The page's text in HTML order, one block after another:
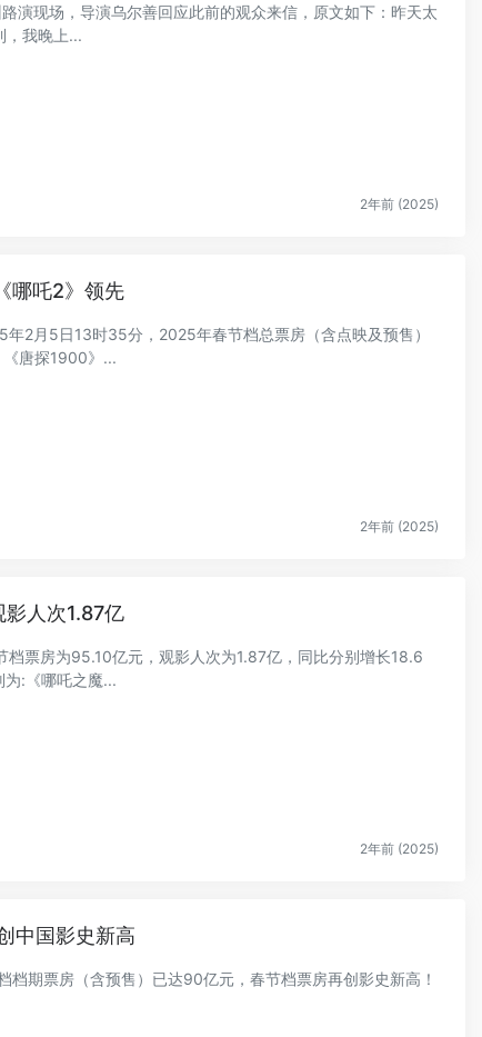
演现场，导演乌尔善回应此前的观众来信，原文如下：昨天太
，我晚上...
2年前 (2025)
哪吒2》领先
2月5日13时35分，2025年春节档总票房（含点映及预售）
唐探1900》...
2年前 (2025)
人次1.87亿
票房为95.10亿元，观影人次为1.87亿，同比分别增长18.6
:《哪吒之魔...
2年前 (2025)
中国影史新高
期票房（含预售）已达90亿元，春节档票房再创影史新高！